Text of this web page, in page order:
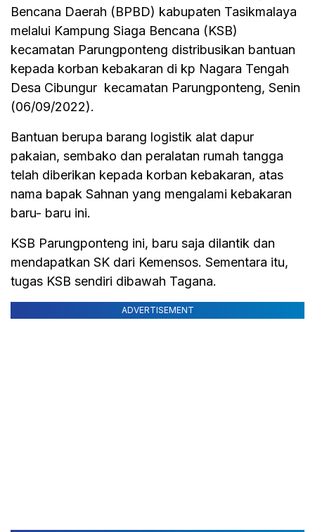
Bencana Daerah (BPBD) kabupaten Tasikmalaya
melalui Kampung Siaga Bencana (KSB)
kecamatan Parungponteng distribusikan bantuan
kepada korban kebakaran di kp Nagara Tengah
Desa Cibungur kecamatan Parungponteng, Senin
(06/09/2022).
Bantuan berupa barang logistik alat dapur
pakaian, sembako dan peralatan rumah tangga
telah diberikan kepada korban kebakaran, atas
nama bapak Sahnan yang mengalami kebakaran
baru- baru ini.
KSB Parungponteng ini, baru saja dilantik dan
mendapatkan SK dari Kemensos. Sementara itu,
tugas KSB sendiri dibawah Tagana.
ADVERTISEMENT